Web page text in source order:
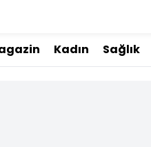
Kadın Sağlık